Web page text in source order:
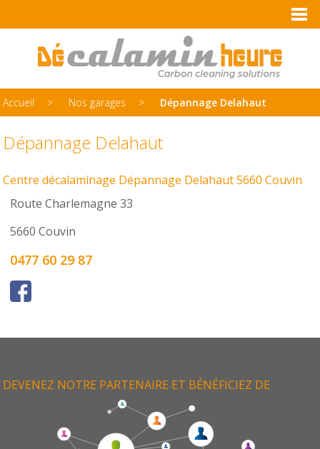
Accueil Nos garages Dépannage Delahaut
Dépannage Delahaut
Centre décalaminage Dépannage Delahaut 5660 Couvin
Route Charlemagne 33
5660 Couvin
0477 60 29 87
DEVENEZ NOTRE PARTENAIRE ET BÉNÉFICIEZ DE